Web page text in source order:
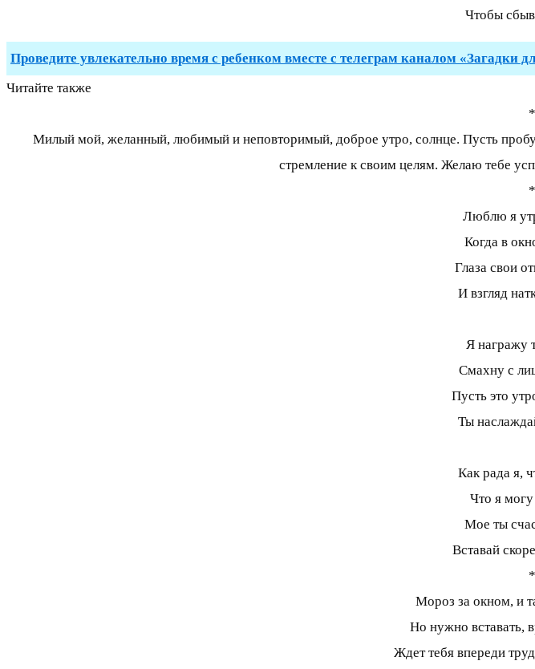
Чтобы
Проведите увлекательно время с ребенком вместе с телеграм каналом «Загадки
Читайте также
Милый мой, желанный, любимый и неповторимый, доброе утро, солнце. Пусть
стремление к своим целям. Желаю тебе
Люблю я
Когда в
Глаза свои
И взгляд
Я награжу
Смахну с
Пусть это
Ты
Как рада я,
Что я могу
Мое ты
Вставай
Мороз за окном, и
Но нужно вставать,
Ждет тебя впереди